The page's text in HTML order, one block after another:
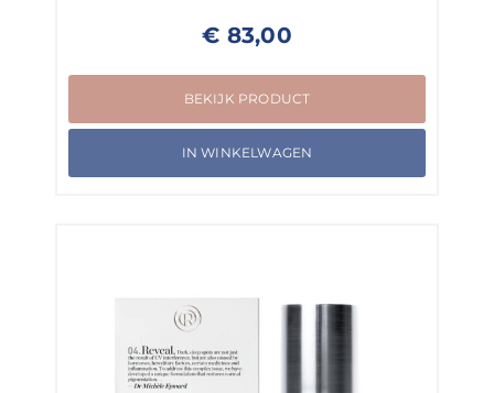
€ 83,00
BEKIJK PRODUCT
IN WINKELWAGEN